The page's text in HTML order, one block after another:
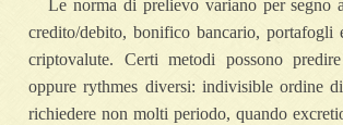
Le norma di prelievo variano per segno
credito/debito, bonifico bancario, portafogli
criptovalute. Certi metodi possono
oppure rythmes diversi: indivisible ordine
richiedere non molti periodo, quando